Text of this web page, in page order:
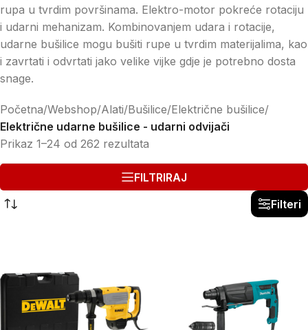
rupa u tvrdim površinama. Elektro-motor pokreće rotaciju
i udarni mehanizam. Kombinovanjem udara i rotacije,
udarne bušilice mogu bušiti rupe u tvrdim materijalima, kao
i zavrtati i odvrtati jako velike vijke gdje je potrebno dosta
snage.
Početna/Webshop/Alati/Bušilice/Električne bušilice/
Električne udarne bušilice - udarni odvijači
Prikaz 1–24 od 262 rezultata
FILTRIRAJ
Filteri